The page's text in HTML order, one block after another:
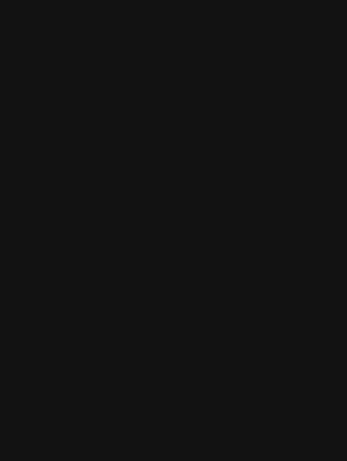
SEIFERT
Steuerberater
+49 (89) 21 545 00-0